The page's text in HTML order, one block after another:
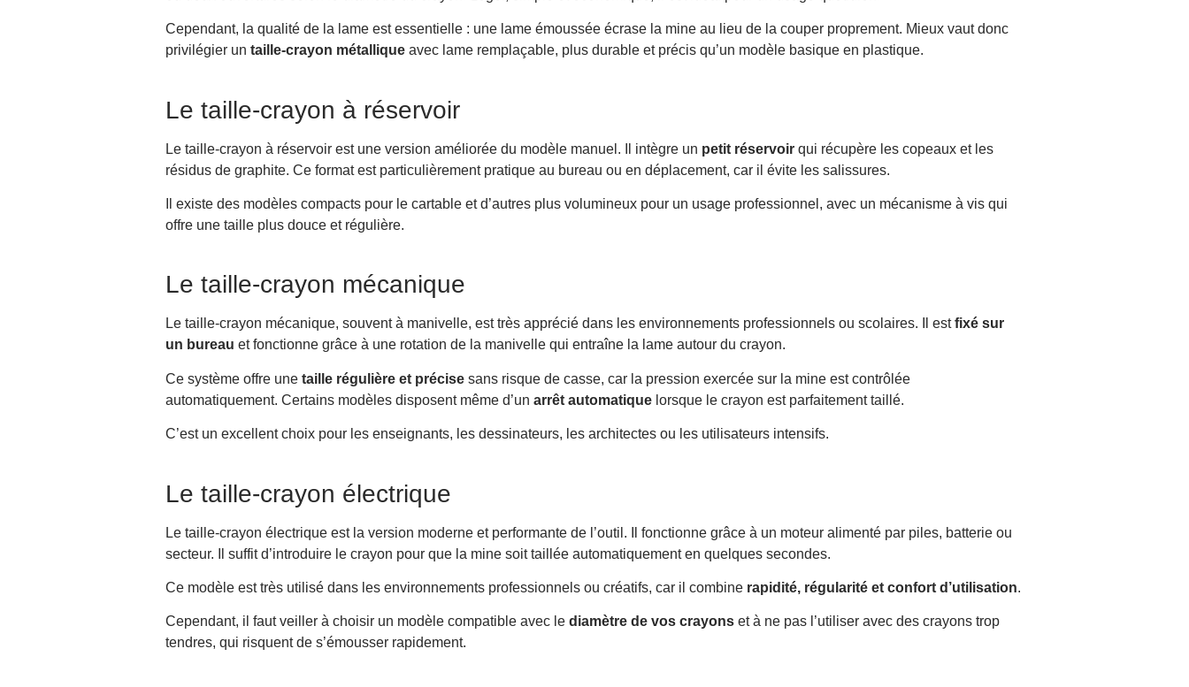
Quelle est la différence entre un taille-crayon simple et double ?
Peut-on tailler un crayon de couleur avec un taille-crayon classique ?
Cependant, la qualité de la lame est essentielle : une lame émoussée écrase la mine au lieu de la couper proprement. Mieux vaut donc
privilégier un taille-crayon métallique avec lame remplaçable, plus durable et précis qu’un modèle basique en plastique.
Le taille-crayon à réservoir
Le taille-crayon à réservoir est une version améliorée du modèle manuel. Il intègre un petit réservoir qui récupère les copeaux et les
résidus de graphite. Ce format est particulièrement pratique au bureau ou en déplacement, car il évite les salissures.
Il existe des modèles compacts pour le cartable et d’autres plus volumineux pour un usage professionnel, avec un mécanisme à vis qui
offre une taille plus douce et régulière.
Le taille-crayon mécanique
Le taille-crayon mécanique, souvent à manivelle, est très apprécié dans les environnements professionnels ou scolaires. Il estfixé sur
un bureau et fonctionne grâce à une rotation de la manivelle qui entraîne la lame autour du crayon.
Ce système offre une taille régulière et précise sans risque de casse, car la pression exercée sur la mine est contrôlée
automatiquement. Certains modèles disposent même d’un arrêt automatique lorsque le crayon est parfaitement taillé.
C’est un excellent choix pour les enseignants, les dessinateurs, les architectes ou les utilisateurs intensifs.
Le taille-crayon électrique
Le taille-crayon électrique est la version moderne et performante de l’outil. Il fonctionne grâce à un moteur alimenté par piles, batterie ou
secteur. Il suffit d’introduire le crayon pour que la mine soit taillée automatiquement en quelques secondes.
Ce modèle est très utilisé dans les environnements professionnels ou créatifs, car il combine rapidité, régularité et confort d’utilisation.
Cependant, il faut veiller à choisir un modèle compatible avec le diamètre de vos crayons et à ne pas l’utiliser avec des crayons trop
tendres, qui risquent de s’émousser rapidement.